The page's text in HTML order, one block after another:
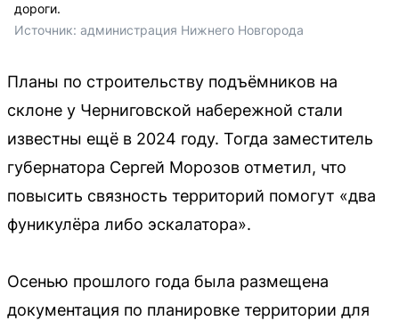
дороги.
Источник: администрация Нижнего Новгорода
Планы по строительству подъёмников на
склоне у Черниговской набережной стали
известны ещё в 2024 году. Тогда заместитель
губернатора Сергей Морозов отметил, что
повысить связность территорий помогут «два
фуникулёра либо эскалатора».
Осенью прошлого года была размещена
документация по планировке территории для